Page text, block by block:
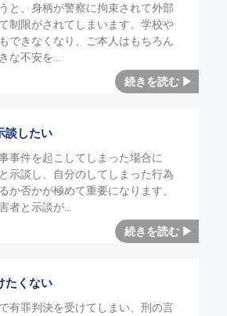
と、身柄が警察に拘束されて外部
制限がされてしまいます。学校や
できなくなり、ご本人はもちろん
な不安を
談したい
事件を起こしてしまった場合に
示談し、自分のしてしまった行為
か否かが極めて重要になります。
者と示談が
たくない
有罪判決を受けてしまい、刑の言